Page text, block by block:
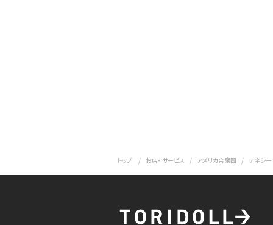
トップ お店・ サービス アメリカ合衆国 テネシー